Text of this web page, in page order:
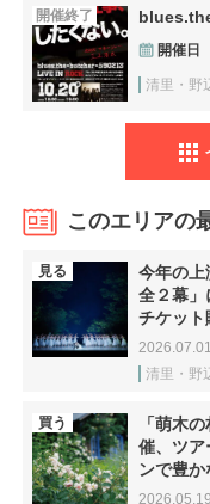
開催終了
開催日
清里・野
このエリアの
見る
今年の上
全２幕
チケット
2026.07.01
清里・野
買う
「萌木
催、ツア
ンで豊
2026.05.19